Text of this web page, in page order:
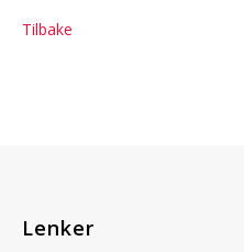
Tilbake
Lenker